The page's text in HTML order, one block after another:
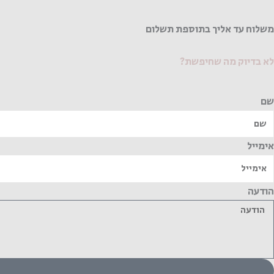
משלוח עד אליך בתוספת תשלום
לא בדיוק מה שחיפשת?
שם
אימייל
הודעה